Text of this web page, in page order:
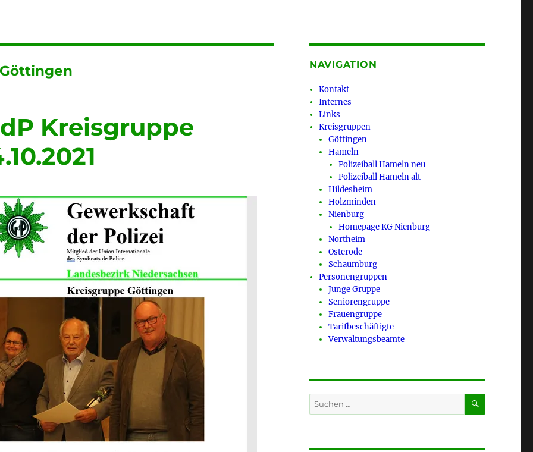
Kreisgruppe
NAVIGATION
Kontakt
Internes
Links
Kreisgruppen
Göttingen
Hameln
Polizeiball Hameln neu
Polizeiball Hameln alt
Hildesheim
Holzminden
Nienburg
Homepage KG Nienburg
Northeim
Osterode
Schaumburg
Personengruppen
Junge Gruppe
Seniorengruppe
Frauengruppe
Tarifbeschäftigte
Verwaltungsbeamte
Suchen
nach:
SUCHEN